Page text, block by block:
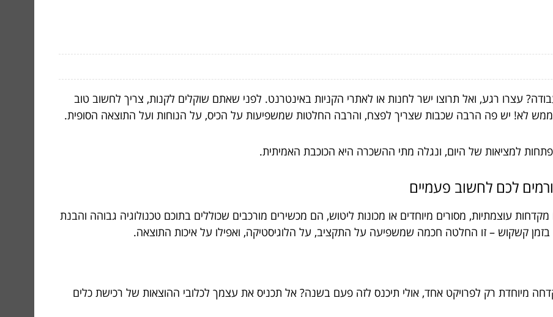
עצרו רגע, ואל תרוצו ישר לחנות או לאתרי הקניות באינטרנט. לפני שאתם שוקלים לקנות, צריך לחשוב טוב
לא! יש פה הרבה שכבות שצריך לפצח, והרבה החלטות שמשפיעות על הכיס, על הנוחות ועל התוצאה הסופית.
למציאות של היום, ונגלה מתי ההשכרה היא הכוכבת האמיתית.
לכם לחשוב פעמיים
עוצמתיות, מסורים מיוחדים או מכונות ליטוש, הם מכשירים מורכבים שכוללים בתוכם טכנולוגיה גבוהה והבנת
קשקוש – זו החלטה חכמה שמשפיעה על התקציב, על הלוגיסטיקה, ואפילו על איכות התוצאה.
מיוחדת רק לפרויקט אחד, אולי תיכנס לזה פעם בשנה? אל תכניס את עצמך לכלובי ההוצאות של רכישת כלים